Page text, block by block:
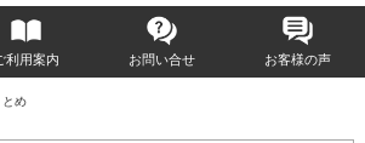
利用案内 お問い合せ お客様の声
め